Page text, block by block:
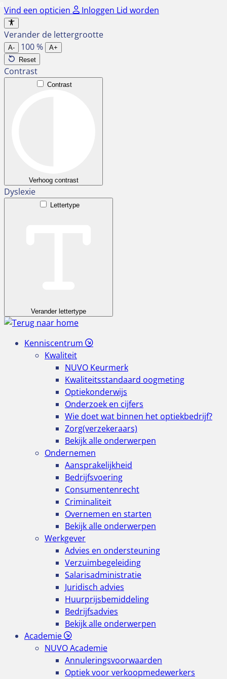
Ga
naar
de
inhoud
Vind een opticien Inloggen Lid worden
Verander de lettergrootte
A- 100%
A+
Reset
Contrast
Contrast
Verhoog contrast
Dyslexie
Lettertype
Verander lettertype
Kenniscentrum
Kwaliteit
NUVO Keurmerk
Kwaliteitsstandaard oogmeting
Optiekonderwijs
Onderzoek en cijfers
Wie doet wat binnen het optiekbedrijf?
Zorg(verzekeraars)
Bekijk alle onderwerpen
Ondernemen
Aansprakelijkheid
Bedrijfsvoering
Consumentenrecht
Criminaliteit
Overnemen en starten
Bekijk alle onderwerpen
Werkgever
Advies en ondersteuning
Verzuimbegeleiding
Salarisadministratie
Juridisch advies
Huurprijsbemiddeling
Bedrijfsadvies
Bekijk alle onderwerpen
Academie
NUVO Academie
Annuleringsvoorwaarden
Optiek voor verkoopmedewerkers